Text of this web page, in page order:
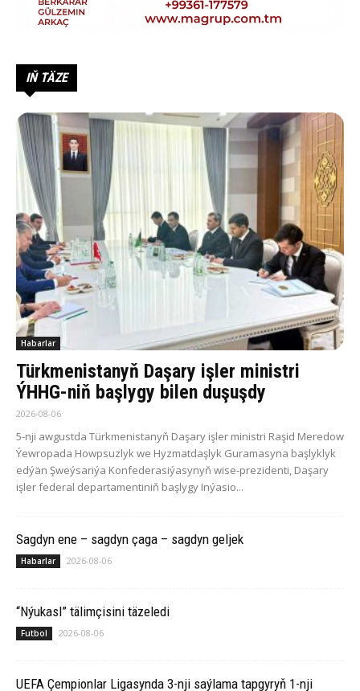
IŇ TÄZE
Habarlar
Türkmenistanyň Daşary işler ministri
ÝHHG-niň başlygy bilen duşuşdy
2026-08-06
5-nji awgustda Türkmenistanyň Daşary işler ministri Raşid Meredow
Ýewropada Howpsuzlyk we Hyzmatdaşlyk Guramasyna başlyklyk
edýän Şweýsariýa Konfederasiýasynyň wise-prezidenti, Daşary
işler federal departamentiniň başlygy Inýasio...
Sagdyn ene – sagdyn çaga – sagdyn geljek
Habarlar 2026-08-06
“Nýukasl” tälimçisini täzeledi
Futbol 2026-08-06
UEFA Çempionlar Ligasynda 3-nji saýlama tapgyryň 1-nji